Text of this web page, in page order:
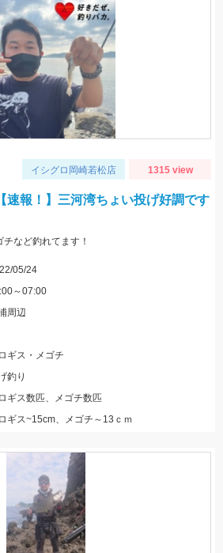
イシグロ岡崎若松店 1315 view
速報！】三河湾ちょい投げ好調です
など釣れてます！
05/24
～07:00
周辺
ギス・メゴチ
釣り
ギス数匹、メゴチ数匹
ギス~15cm、メゴチ～13ｃｍ